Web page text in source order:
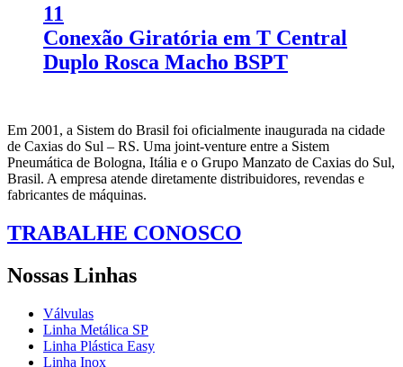
11
Conexão Giratória em T Central
Duplo Rosca Macho BSPT
Em 2001, a Sistem do Brasil foi oficialmente inaugurada na cidade
de Caxias do Sul – RS. Uma joint-venture entre a Sistem
Pneumática de Bologna, Itália e o Grupo Manzato de Caxias do Sul,
Brasil. A empresa atende diretamente distribuidores, revendas e
fabricantes de máquinas.
TRABALHE CONOSCO
Nossas Linhas
Válvulas
Linha Metálica SP
Linha Plástica Easy
Linha Inox